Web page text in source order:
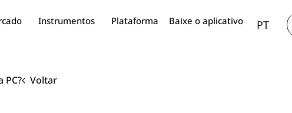
Instrumentos Plataforma Baixe o aplicativo PT
TH
PC? Voltar